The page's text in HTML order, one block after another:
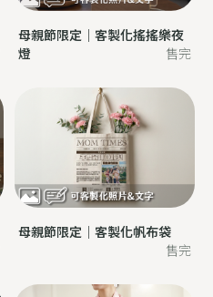
母親節限定｜客製化搖搖樂夜
燈
售完
母親節限定｜客製化帆布袋
售完